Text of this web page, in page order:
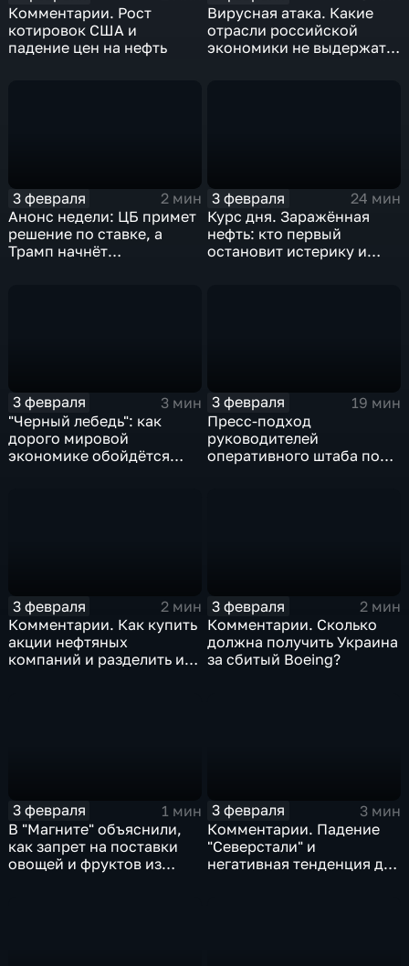
Комментарии. Рост
котировок США и
падение цен на нефть
Вирусная атака. Какие
отрасли российской
экономики не выдержат
3 февраля
2 мин
Анонс недели: ЦБ примет
решение по ставке, а
Трамп начнёт
3 февраля
24 мин
Курс дня. Заражённая
нефть: кто первый
остановит истерику и
3 февраля
3 мин
"Черный лебедь": как
дорого мировой
экономике обойдётся
3 февраля
19 мин
Пресс-подход
руководителей
оперативного штаба по
3 февраля
2 мин
Комментарии. Как купить
акции нефтяных
компаний и разделить их
3 февраля
2 мин
Комментарии. Сколько
должна получить Украина
за сбитый Boeing?
3 февраля
1 мин
В "Магните" объяснили,
как запрет на поставки
овощей и фруктов из
3 февраля
3 мин
Комментарии. Падение
"Северстали" и
негативная тенденция для